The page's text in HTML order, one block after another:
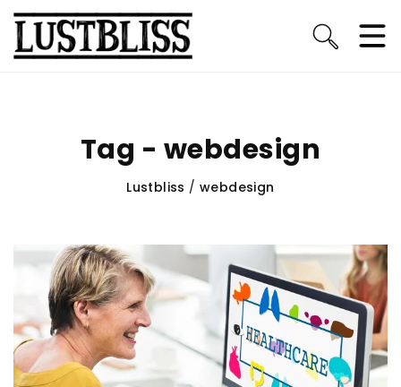
Tag - webdesign
Lustbliss /webdesign